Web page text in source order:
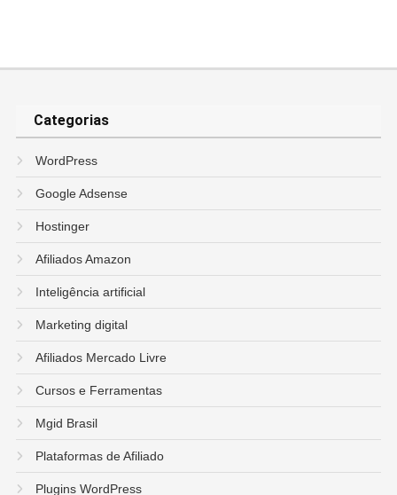
Categorias
WordPress
Google Adsense
Hostinger
Afiliados Amazon
Inteligência artificial
Marketing digital
Afiliados Mercado Livre
Cursos e Ferramentas
Mgid Brasil
Plataformas de Afiliado
Plugins WordPress